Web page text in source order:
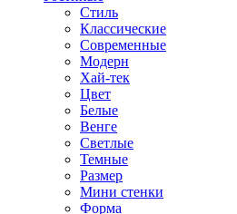
Стиль
Классические
Современные
Модерн
Хай-тек
Цвет
Белые
Венге
Светлые
Темные
Размер
Мини стенки
Форма